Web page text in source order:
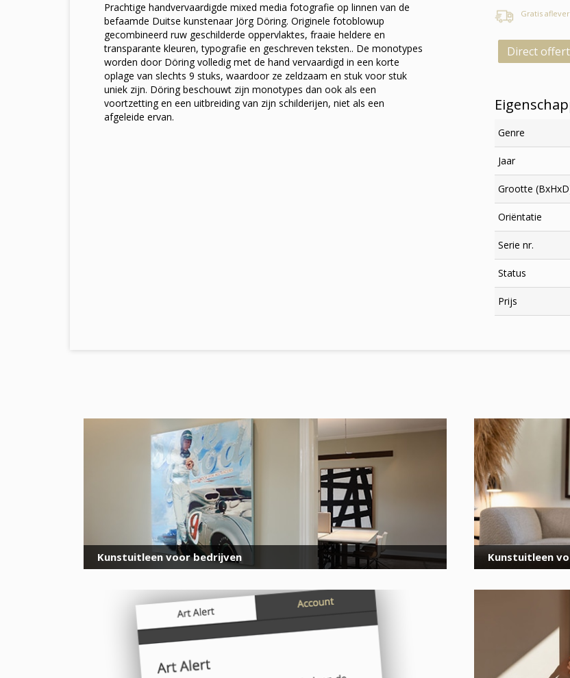
Prachtige handvervaardigde mixed media fotografie op linnen van de
befaamde Duitse kunstenaar Jörg Döring. Originele fotoblowup
gecombineerd ruw geschilderde oppervlaktes, fraaie heldere en
transparante kleuren, typografie en geschreven teksten.. De monotypes
worden door Döring volledig met de hand vervaardigd in een korte
oplage van slechts 9 stuks, waardoor ze zeldzaam en stuk voor stuk
uniek zijn. Döring beschouwt zijn monotypes dan ook als een
voortzetting en een uitbreiding van zijn schilderijen, niet als een
afgeleide ervan.
Gratis
Direct
Genre
Jaar
Grootte
Oriëntatie
Serie nr.
Status
Prijs
Kunstuitleen voor bedrijven Kunstuitleen
Meld je aan
voor onze nieuwsbrief
E-
mailadres